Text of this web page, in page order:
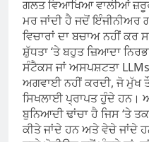
ਗਲਤ ਵਿਆਖਿਆ ਵਾਲੀਆਂ
ਮਰ ਜਾਂਦੀ ਹੈ ਜਦੋਂ ਇੰਜੀਨੀਅਰ
ਵਿਚਾਰਾਂ ਦਾ ਬਚਾਅ ਨਹੀਂ
ਸ਼ੁੱਧਤਾ ‘ਤੇ ਬਹੁਤ ਜ਼ਿਆਦਾ
ਸੰਟੈਕਸ ਜਾਂ ਅਸਪਸ਼ਟਤਾ
ਅਗਵਾਈ ਨਹੀਂ ਕਰਦੀ, ਜੋ ਮੁੱਖ
ਸਿਖਲਾਈ ਪ੍ਰਾਪਤ ਹੁੰਦੇ ਹਨ।
ਬੁਨਿਆਦੀ ਢਾਂਚਾ ਹੈ ਜਿਸ ‘ਤੇ
ਕੀਤੇ ਜਾਂਦੇ ਹਨ ਅਤੇ ਵੇਚੇ ਜਾਂਦੇ